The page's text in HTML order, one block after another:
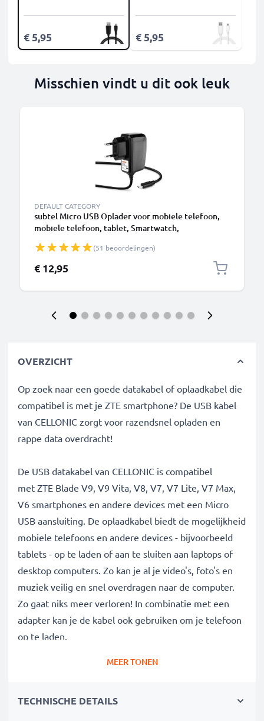
€ 5,95 € 5,95
Misschien vindt u dit ook leuk
DEFAULT CATEGORY
subtel Micro USB Oplader voor mobiele telefoon,
mobiele telefoon, tablet, Smartwatch,
1A / 1000mA, 1,1m(51 beoordelingen)
€ 12,95
OVERZICHT
Op zoek naar een goede datakabel of oplaadkabel die
compatibel is met je ZTE smartphone? De USB kabel
van CELLONIC zorgt voor razendsnel opladen en
rappe data overdracht!
De USB datakabel van CELLONIC is compatibel
met ZTE Blade V9, V9 Vita, V8, V7, V7 Lite, V7 Max,
V6 smartphones en andere devices met een Micro
USB aansluiting. De oplaadkabel biedt de mogelijkheid
mobiele telefoons en andere devices - bijvoorbeeld
tablets - op te laden of aan te sluiten aan laptops of
desktop computers. Zo kan je al je video's, foto's en
muziek veilig en snel overdragen naar de computer.
Zo gaat niks meer verloren! In combinatie met een
adapter kan je de kabel ook gebruiken om je telefoon
op te laden.
✔ Gegevensoverdracht in de kortste tijd -
MEER TONEN
TECHNISCHE DETAILS